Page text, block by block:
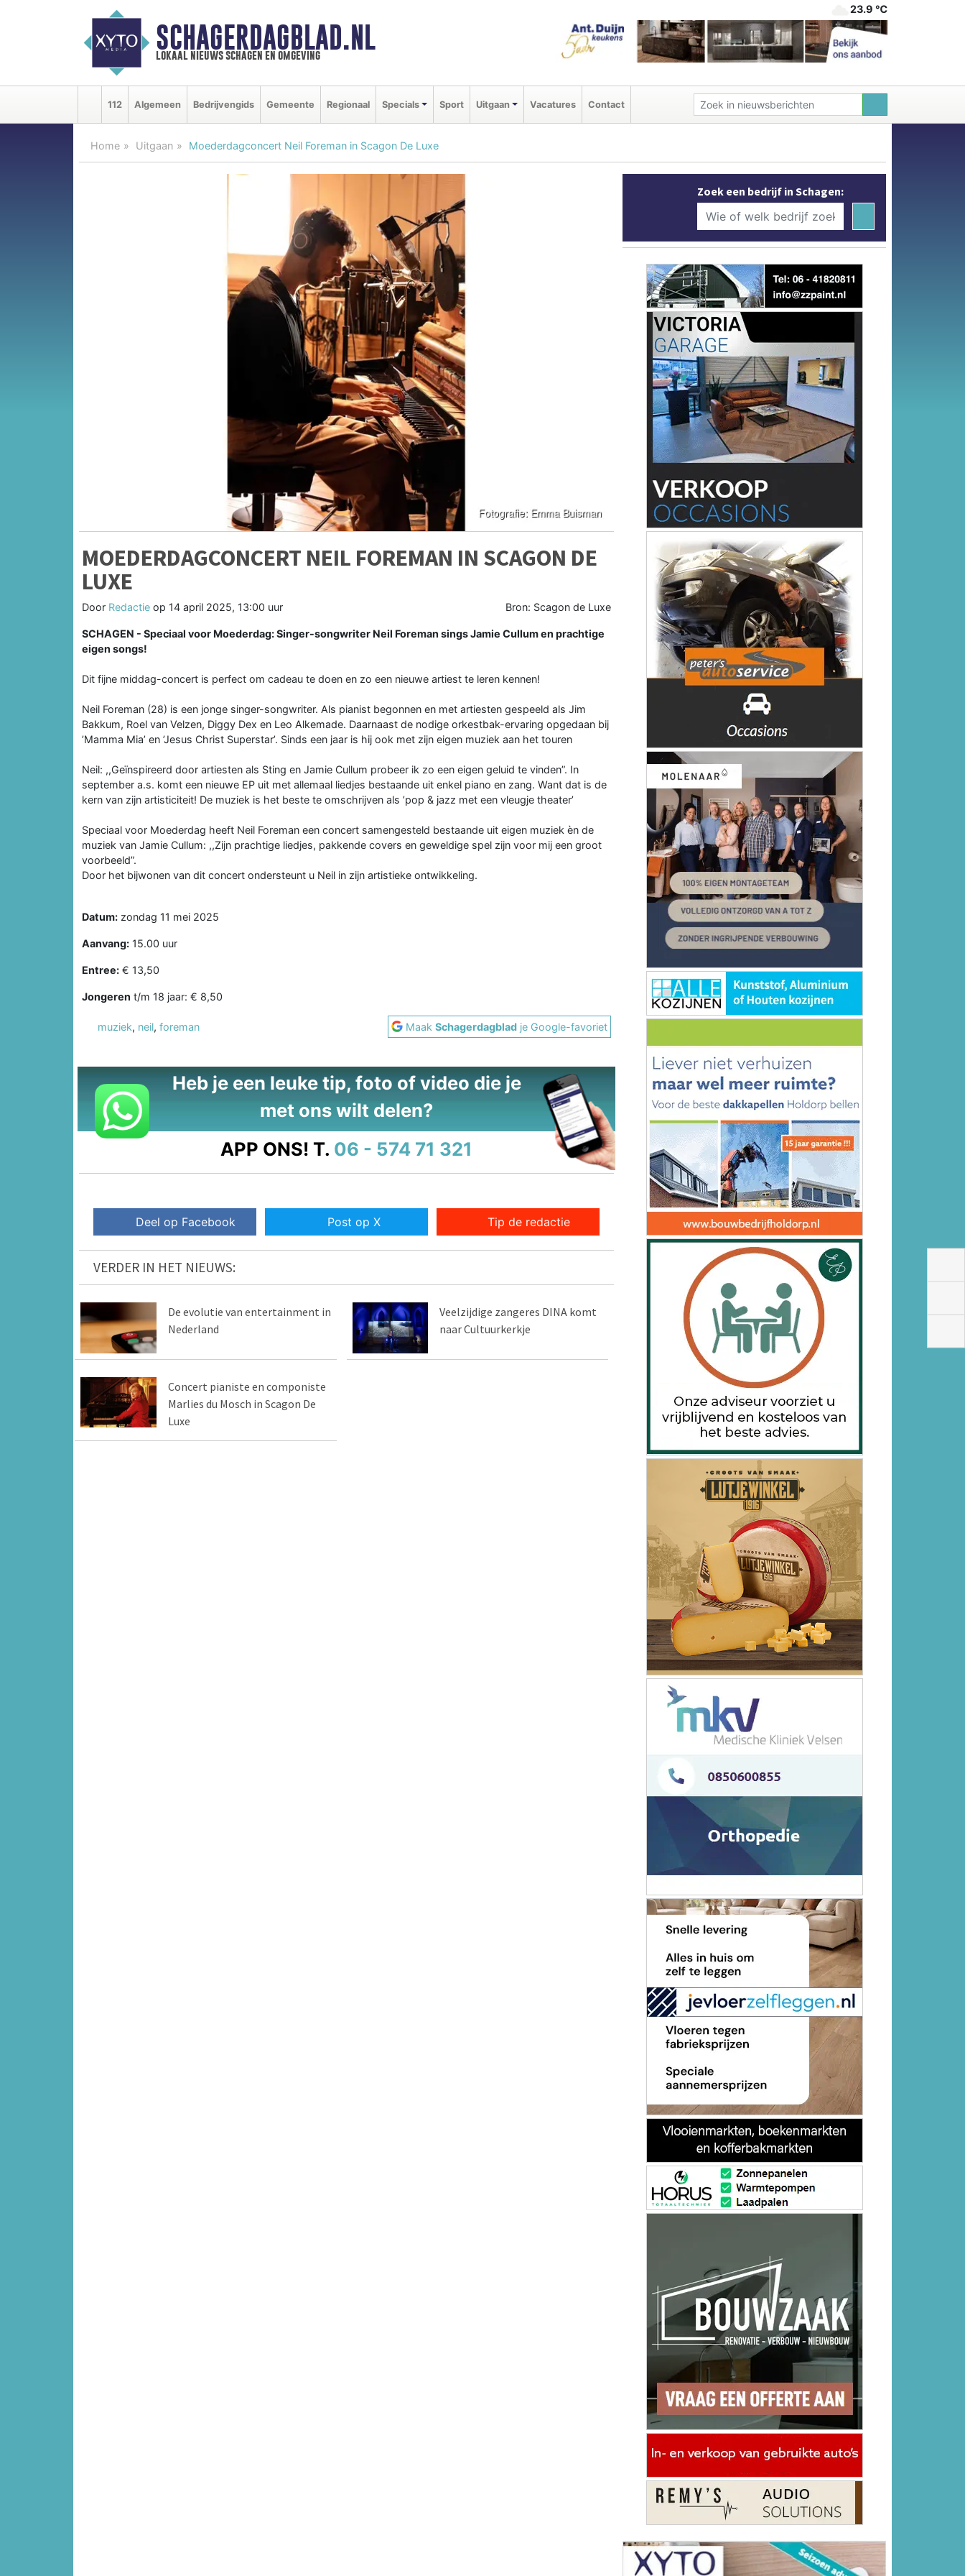
SCHAGERDAGBLAD.NL
lokaal nieuws schagen en omgeving
23.9 ℃
112 Algemeen Bedrijvengids Gemeente Regionaal Specials Sport Uitgaan Vacatures Contact
Home Uitgaan Moederdagconcert Neil Foreman in Scagon De Luxe
MOEDERDAGCONCERT NEIL FOREMAN IN SCAGON DE
LUXE
Door Redactie op 14 april 2025, 13:00 uur Bron: Scagon de Luxe
SCHAGEN - Speciaal voor Moederdag: Singer-songwriter Neil Foreman sings Jamie Cullum en prachtige
eigen songs!
Dit fijne middag-concert is perfect om cadeau te doen en zo een nieuwe artiest te leren kennen!
Neil Foreman (28) is een jonge singer-songwriter. Als pianist begonnen en met artiesten gespeeld als Jim
Bakkum, Roel van Velzen, Diggy Dex en Leo Alkemade. Daarnaast de nodige orkestbak-ervaring opgedaan bij
’Mamma Mia’ en ’Jesus Christ Superstar’. Sinds een jaar is hij ook met zijn eigen muziek aan het touren
Neil: ,,Geïnspireerd door artiesten als Sting en Jamie Cullum probeer ik zo een eigen geluid te vinden”. In
september a.s. komt een nieuwe EP uit met allemaal liedjes bestaande uit enkel piano en zang. Want dat is de
kern van zijn artisticiteit! De muziek is het beste te omschrijven als ’pop & jazz met een vleugje theater’
Speciaal voor Moederdag heeft Neil Foreman een concert samengesteld bestaande uit eigen muziek èn de
muziek van Jamie Cullum: ,,Zijn prachtige liedjes, pakkende covers en geweldige spel zijn voor mij een groot
voorbeeld”.
Door het bijwonen van dit concert ondersteunt u Neil in zijn artistieke ontwikkeling.
Datum: zondag 11 mei 2025
Aanvang: 15.00 uur
Entree: € 13,50
Jongeren t/m 18 jaar: € 8,50
muziek, neil, foreman MaakSchagerdagblad je Google-favoriet
Heb je een leuke tip, foto of video die je
met ons wilt delen?
APP ONS! T. 06 - 574 71 321
Deel op Facebook Post op X Tip de redactie
VERDER IN HET NIEUWS:
De evolutie van entertainment in
Nederland
Veelzijdige zangeres DINA komt
naar Cultuurkerkje
Concert pianiste en componiste
Marlies du Mosch in Scagon De
Luxe
Zoek een bedrijf in Schagen: